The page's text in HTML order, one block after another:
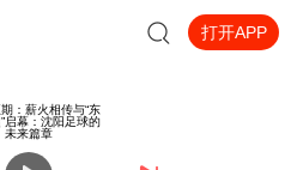
打开APP